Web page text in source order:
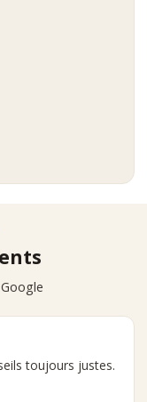
toujours justes.